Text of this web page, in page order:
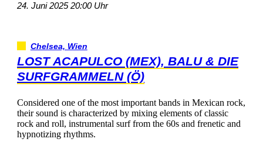
24.Juni202520:00Uhr
Chelsea,Wien
LOSTACAPULCO(MEX),BALU&DIE
SURFGRAMMELN(Ö)
ConsideredoneofthemostimportantbandsinMexicanrock,
theirsoundischaracterizedbymixingelementsofclassic
rockandroll,instrumentalsurffromthe60sandfreneticand
hypnotizingrhythms.